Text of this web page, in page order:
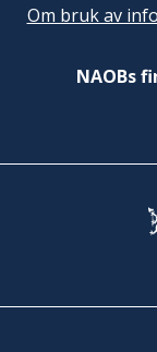
Om bruk av
NAOBs